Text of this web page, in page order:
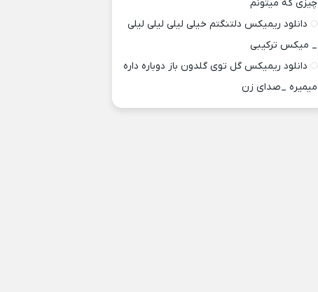
چیزی که میتونم
دانلود ریمیکس دلتنگتم خیلی لیلی لیلی لیلی
_ میکس ترکیبی
دانلود ریمیکس گل توی گلدون باز دوباره داره
میمیره _صدای زن